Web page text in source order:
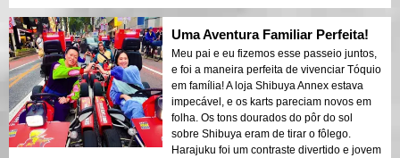
Uma Aventura Familiar Perfeita!
Meu pai e eu fizemos esse passeio juntos,
e foi a maneira perfeita de vivenciar Tóquio
em família! A loja Shibuya Annex estava
impecável, e os karts pareciam novos em
folha. Os tons dourados do pôr do sol
sobre Shibuya eram de tirar o fôlego.
Harajuku foi um contraste divertido e jovem